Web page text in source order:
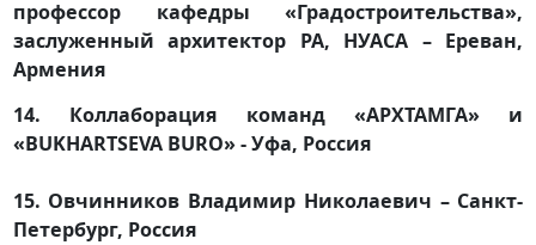
профессор кафедры «Градостроительства»,
заслуженный архитектор РА, НУАСА – Ереван,
Армения
14. Коллаборация команд «АРХТАМГА» и
«BUKHARTSEVA BURO» - Уфа, Россия
15. Овчинников Владимир Николаевич – Санкт-
Петербург, Россия